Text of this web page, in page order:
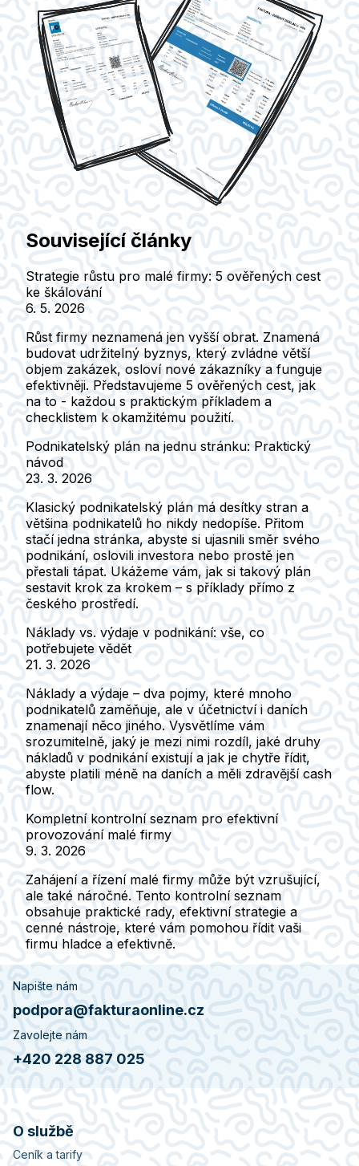
Související články
Strategie růstu pro malé firmy: 5 ověřených cest
ke škálování
6. 5. 2026
Růst firmy neznamená jen vyšší obrat. Znamená
budovat udržitelný byznys, který zvládne větší
objem zakázek, osloví nové zákazníky a funguje
efektivněji. Představujeme 5 ověřených cest, jak
na to - každou s praktickým příkladem a
checklistem k okamžitému použití.
Podnikatelský plán na jednu stránku: Praktický
návod
23. 3. 2026
Klasický podnikatelský plán má desítky stran a
většina podnikatelů ho nikdy nedopíše. Přitom
stačí jedna stránka, abyste si ujasnili směr svého
podnikání, oslovili investora nebo prostě jen
přestali tápat. Ukážeme vám, jak si takový plán
sestavit krok za krokem – s příklady přímo z
českého prostředí.
Náklady vs. výdaje v podnikání: vše, co
potřebujete vědět
21. 3. 2026
Náklady a výdaje – dva pojmy, které mnoho
podnikatelů zaměňuje, ale v účetnictví i daních
znamenají něco jiného. Vysvětlíme vám
srozumitelně, jaký je mezi nimi rozdíl, jaké druhy
nákladů v podnikání existují a jak je chytře řídit,
abyste platili méně na daních a měli zdravější cash
flow.
Kompletní kontrolní seznam pro efektivní
provozování malé firmy
9. 3. 2026
Zahájení a řízení malé firmy může být vzrušující,
ale také náročné. Tento kontrolní seznam
obsahuje praktické rady, efektivní strategie a
cenné nástroje, které vám pomohou řídit vaši
firmu hladce a efektivně.
Napište nám
podpora@fakturaonline.cz
Zavolejte nám
+420 228 887 025
O službě
Ceník a tarify